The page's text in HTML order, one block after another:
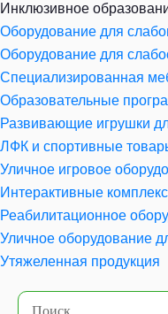
Инклюзивное
Оборудование для
Оборудование для
Специализированная
Образовательные
Развивающие игрушки
ЛФК и спортивные
Уличное игровое
Интерактивные
Реабилитационное
Уличное оборудование
Утяжеленная продукция